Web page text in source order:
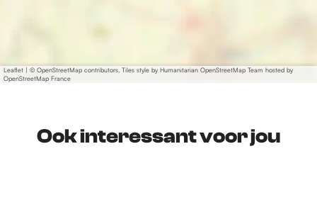
Leaflet | © OpenStreetMap contributors, Tiles style by Humanitarian OpenStreetMap Team hosted by
OpenStreetMap France
Ook interessant voor jou